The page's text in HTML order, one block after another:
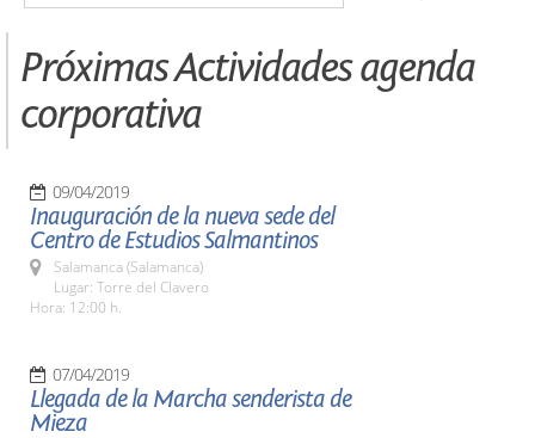
Próximas Actividades agenda
corporativa
09/04/2019
Inauguración de la nueva sede del
Centro de Estudios Salmantinos
Salamanca (Salamanca)
Lugar: Torre del Clavero
Hora: 12:00 h.
07/04/2019
Llegada de la Marcha senderista de
Mieza